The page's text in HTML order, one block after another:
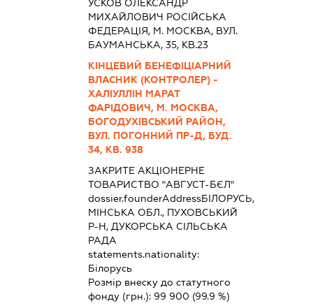
УСКОВ ОЛЕКСАНДР
МИХАЙЛОВИЧ РОСІЙСЬКА
ФЕДЕРАЦІЯ, М. МОСКВА, ВУЛ.
БАУМАНСЬКА, 35, КВ.23
КІНЦЕВИЙ БЕНЕФІЦІАРНИЙ
ВЛАСНИК (КОНТРОЛЕР) -
ХАЛІУЛЛІН МАРАТ
ФАРІДОВИЧ, М. МОСКВА,
БОГОДУХІВСЬКИЙ РАЙОН,
ВУЛ. ПОГОННИЙ ПР-Д, БУД.
34, КВ. 938
ЗАКРИТЕ АКЦІОНЕРНЕ
ТОВАРИСТВО "АВГУСТ-БЄЛ"
dossier.founderAddressБІЛОРУСЬ,
МІНСЬКА ОБЛ., ПУХОВСЬКИЙ
Р-Н, ДУКОРСЬКА СІЛЬСЬКА
РАДА
statements.nationality:
Білорусь
Розмір внеску до статутного
фонду (грн.): 99 900 (99.9 %)